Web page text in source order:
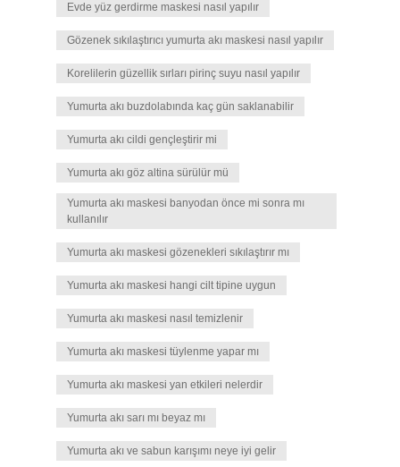
Evde yüz gerdirme maskesi nasıl yapılır
Gözenek sıkılaştırıcı yumurta akı maskesi nasıl yapılır
Korelilerin güzellik sırları pirinç suyu nasıl yapılır
Yumurta akı buzdolabında kaç gün saklanabilir
Yumurta akı cildi gençleştirir mi
Yumurta akı göz altina sürülür mü
Yumurta akı maskesi banyodan önce mi sonra mı
kullanılır
Yumurta akı maskesi gözenekleri sıkılaştırır mı
Yumurta akı maskesi hangi cilt tipine uygun
Yumurta akı maskesi nasıl temizlenir
Yumurta akı maskesi tüylenme yapar mı
Yumurta akı maskesi yan etkileri nelerdir
Yumurta akı sarı mı beyaz mı
Yumurta akı ve sabun karışımı neye iyi gelir